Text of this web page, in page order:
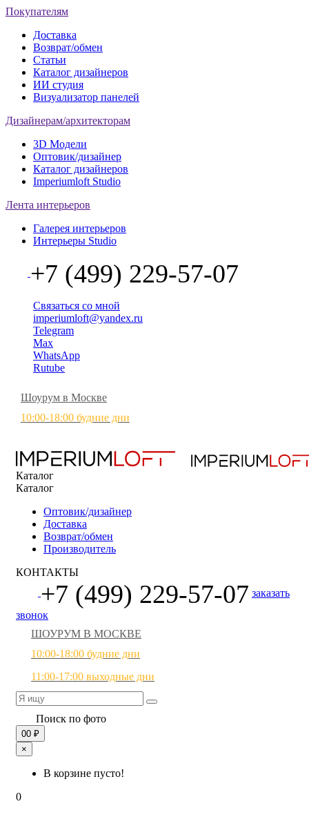
Покупателям
Доставка
Возврат/обмен
Статьи
Каталог дизайнеров
ИИ студия
Визуализатор панелей
Дизайнерам/архитекторам
3D Модели
Оптовик/дизайнер
Каталог дизайнеров
Imperiumloft Studio
Лента интерьеров
Галерея интерьеров
Интерьеры Studio
+7 (499) 229-57-07
Связаться со мной
imperiumloft@yandex.ru
Telegram
Max
WhatsApp
Rutube
Шоурум в Москве
10:00-18:00 будние дни
Каталог
Каталог
Оптовик/дизайнер
Доставка
Возврат/обмен
Производитель
КОНТАКТЫ
+7 (499) 229-57-07 заказать
звонок
ШОУРУМ В МОСКВЕ
10:00-18:00 будние дни
11:00-17:00 выходные дни
Поиск по фото
00 ₽
×
В корзине пусто!
0